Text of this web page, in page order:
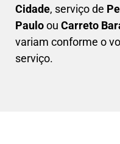
Cidade, serviço de
Pauloou Carreto
variam conforme o
serviço.